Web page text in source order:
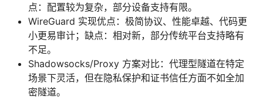
点：配置较为复杂，部分设备支持有限。
WireGuard 实现优点：极简协议、性能卓越、代码更
小更易审计；缺点：相对新，部分传统平台支持略有
不足。
Shadowsocks/Proxy 方案对比：代理型隧道在特定
场景下灵活，但在隐私保护和证书信任方面不如全加
密隧道。